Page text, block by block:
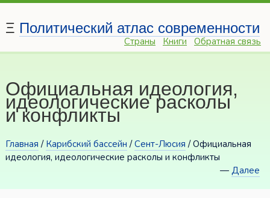
Ξ Политический атлас современности
Страны Книги Обратная связь
Официальная идеология,
идеологические расколы
и конфликты
Главная / Карибский бассейн /Сент-Люсия / Официальная
идеология, идеологические расколы и конфликты
—Далее